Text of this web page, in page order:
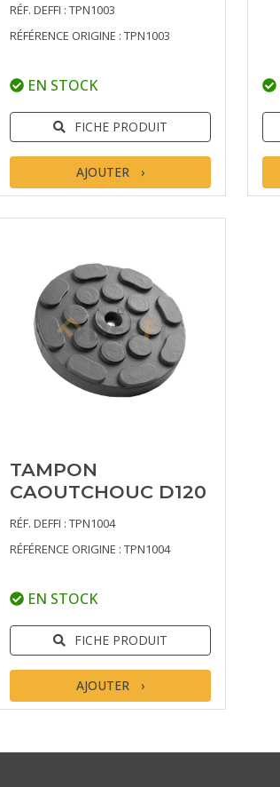
RÉF. DEFFI : TPN1003
RÉFÉRENCE ORIGINE : TPN1003
EN STOCK
FICHE PRODUIT
AJOUTER
TAMPON
CAOUTCHOUC D120
RÉF. DEFFI : TPN1004
RÉFÉRENCE ORIGINE : TPN1004
EN STOCK
FICHE PRODUIT
AJOUTER